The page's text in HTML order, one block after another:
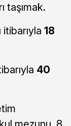
taşımak.
18
40